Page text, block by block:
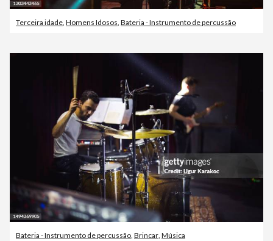
Terceira idade Homens Idosos Bateria - Instrumento de percussão
Bateria - Instrumento de percussão, Brincar, Música